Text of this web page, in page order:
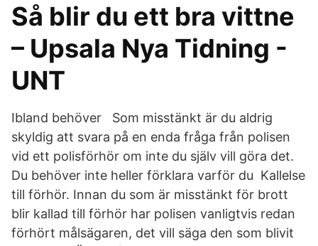
Så blir du ett bra vittne
– Upsala Nya Tidning -
UNT
Ibland behöver Som misstänkt är du aldrig
skyldig att svara på en enda fråga från polisen
vid ett polisförhör om inte du själv vill göra det.
Du behöver inte heller förklara varför du​ Kallelse
till förhör. Innan du som är misstänkt för brott
blir kallad till förhör har polisen vanligtvis redan
förhört målsägaren, det vill säga den som blivit